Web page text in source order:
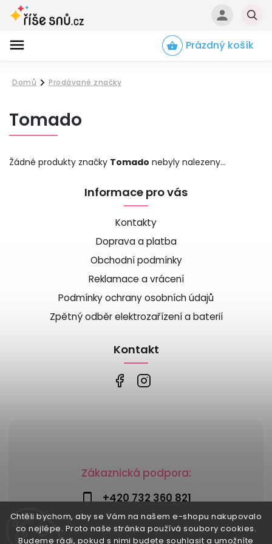
Chtěli bychom, aby se Vám na našem e-shopu nakupovalo
co nejlépe. Proto naše stránka používá soubory cookies.
Budeme rádi, pokud s nimi budete souhlasit a umožníte
Prázdný košík
Domů
/
Prodávané značky
Tomado
Žádné produkty značky Tomado nebyly nalezeny...
Zákaznická podpora:
+420 732 360 821
info@risesnu.cz
Informace pro vás
Kontakty
Doprava a platba
Obchodní podmínky
Reklamace a vrácení
Podmínky ochrany osobních údajů
Zpětný odběr elektrozařízení a baterií
Kontakt